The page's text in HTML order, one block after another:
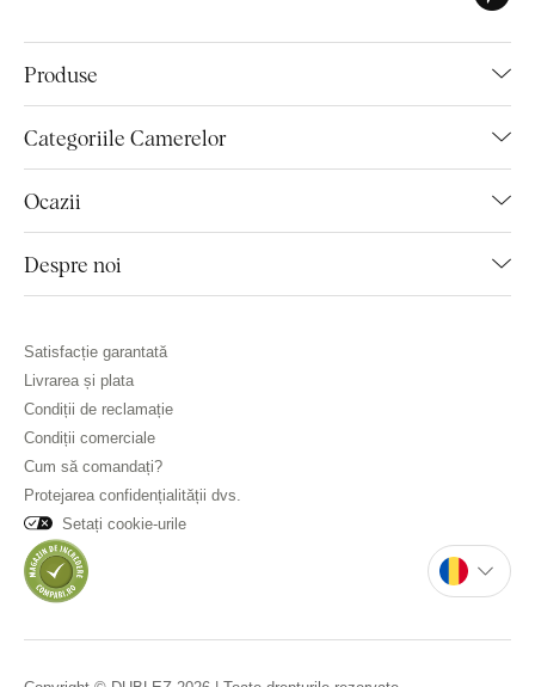
Produse
Categoriile Camerelor
Ocazii
Despre noi
Satisfacție garantată
Livrarea și plata
Condiții de reclamație
Condiții comerciale
Cum să comandați?
Protejarea confidențialității dvs.
Setați cookie-urile